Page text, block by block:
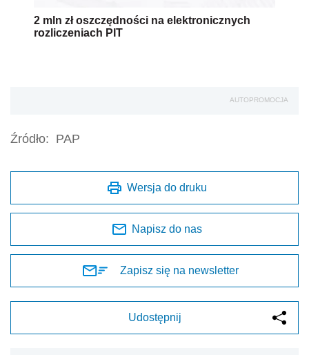
2 mln zł oszczędności na elektronicznych
rozliczeniach PIT
AUTOPROMOCJA
Źródło: PAP
Wersja do druku
Napisz do nas
Zapisz się na newsletter
Udostępnij